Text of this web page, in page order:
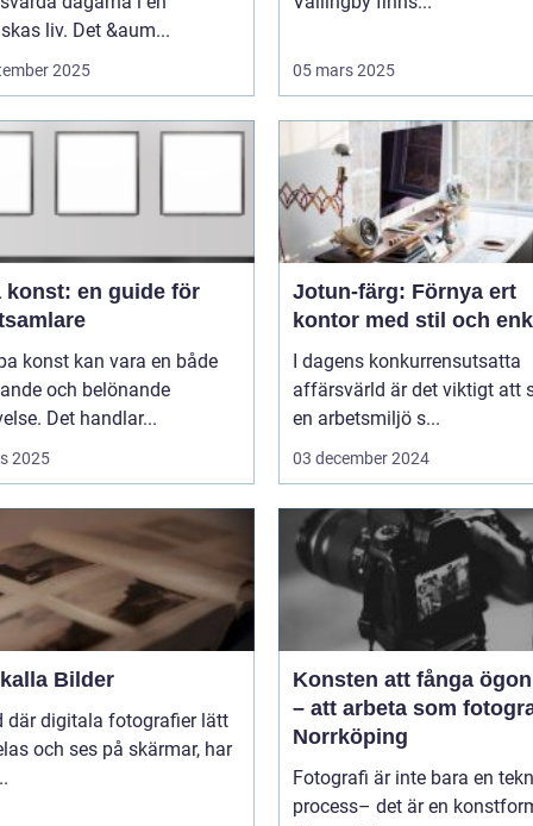
liv. Det &aum...
2025 05 mars 2025
konst: en guide för
konst kan vara en både
och belönande
Det handlar...
2025
Jotun-färg: Förnya ert
kontor med stil och
I dagens konkurrensutsatta
affärsvärld är det viktigt att
en arbetsmiljö s...
03 december 2024
Bilder
där digitala fotografier lätt
och ses på skärmar, har
Konsten att fånga
– att arbeta som
Norrköping
Fotografi är inte bara en
process– det är en